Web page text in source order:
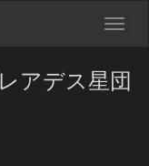
アデス星団